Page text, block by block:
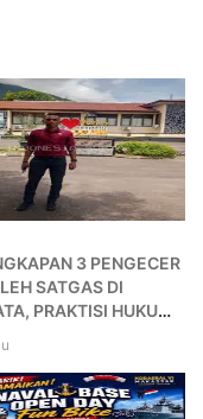
3 PENGECER
SATGAS DI
PRAKTISI HUKUM
TEMPUH
DAN GUGAT